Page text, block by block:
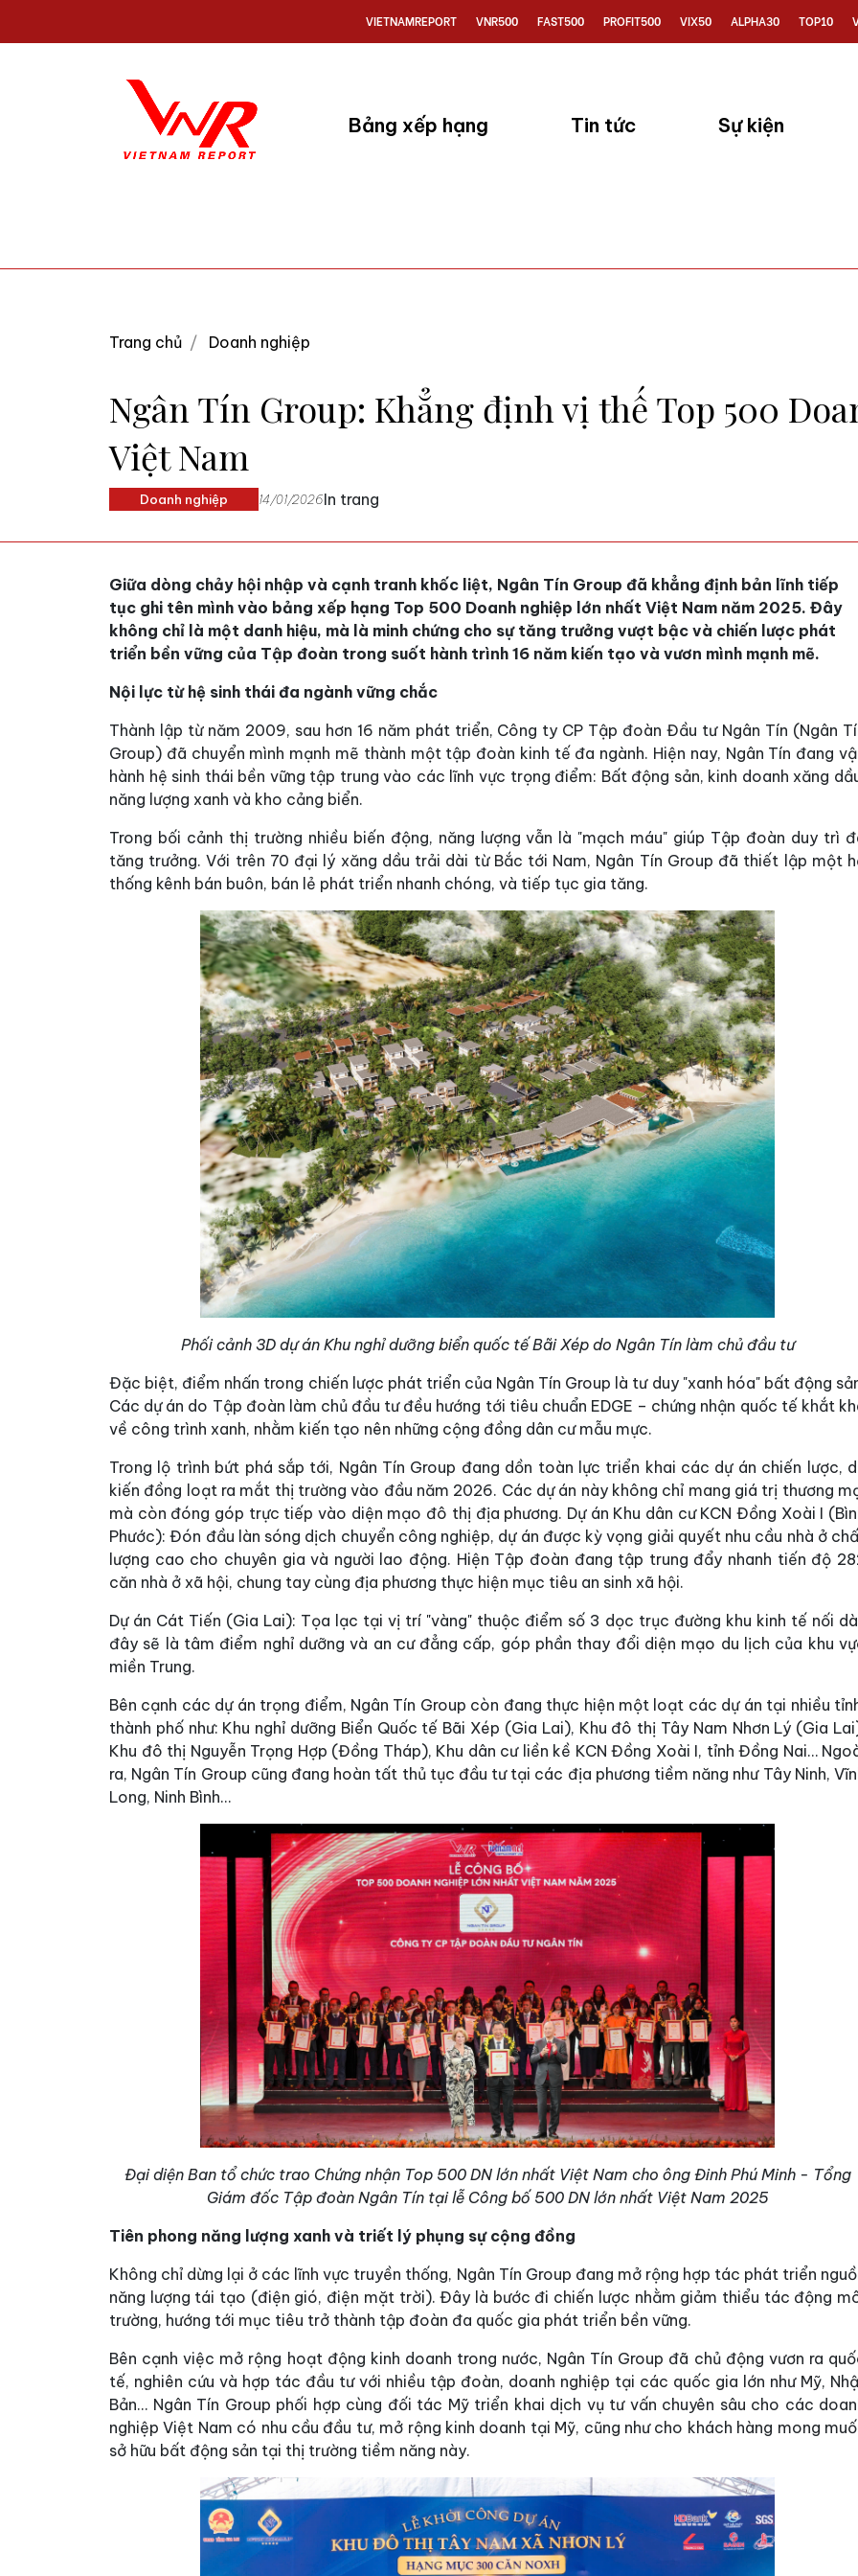
VIETNAMREPORT VNR500 FAST500 PROFIT500 VIX50 ALPHA30 TOP10
Bảng xếp hạng Tin tức Sự kiện
Trang chủ Doanh nghiệp
Ngân Tín Group: Khẳng định vị thế Top 500
Việt Nam
Doanh nghiệp 14/01/2026In trang
Giữa dòng chảy hội nhập và cạnh tranh khốc liệt, Ngân Tín Group đã khẳng định bản lĩnh tiếp
tục ghi tên mình vào bảng xếp hạng Top 500 Doanh nghiệp lớn nhất Việt Nam năm 2025. Đây
không chỉ là một danh hiệu, mà là minh chứng cho sự tăng trưởng vượt bậc và chiến lược phát
triển bền vững của Tập đoàn trong suốt hành trình 16 năm kiến tạo và vươn mình mạnh mẽ.
Nội lực từ hệ sinh thái đa ngành vững chắc
Thành lập từ năm 2009, sau hơn 16 năm phát triển, Công ty CP Tập đoàn Đầu tư Ngân Tín (Ngân
Group) đã chuyển mình mạnh mẽ thành một tập đoàn kinh tế đa ngành. Hiện nay, Ngân Tín đang
hành hệ sinh thái bền vững tập trung vào các lĩnh vực trọng điểm: Bất động sản, kinh doanh xăng
năng lượng xanh và kho cảng biển.
Trong bối cảnh thị trường nhiều biến động, năng lượng vẫn là "mạch máu" giúp Tập đoàn duy trì
tăng trưởng. Với trên 70 đại lý xăng dầu trải dài từ Bắc tới Nam, Ngân Tín Group đã thiết lập một
thống kênh bán buôn, bán lẻ phát triển nhanh chóng, và tiếp tục gia tăng.
Phối cảnh 3D dự án Khu nghỉ dưỡng biển quốc tế Bãi Xép do Ngân Tín làm chủ đầu tư
Đặc biệt, điểm nhấn trong chiến lược phát triển của Ngân Tín Group là tư duy "xanh hóa" bất động
Các dự án do Tập đoàn làm chủ đầu tư đều hướng tới tiêu chuẩn EDGE – chứng nhận quốc tế khắt
về công trình xanh, nhằm kiến tạo nên những cộng đồng dân cư mẫu mực.
Trong lộ trình bứt phá sắp tới, Ngân Tín Group đang dồn toàn lực triển khai các dự án chiến lược,
kiến đồng loạt ra mắt thị trường vào đầu năm 2026. Các dự án này không chỉ mang giá trị thương
mà còn đóng góp trực tiếp vào diện mạo đô thị địa phương. Dự án Khu dân cư KCN Đồng Xoài I
Phước): Đón đầu làn sóng dịch chuyển công nghiệp, dự án được kỳ vọng giải quyết nhu cầu nhà ở
lượng cao cho chuyên gia và người lao động. Hiện Tập đoàn đang tập trung đẩy nhanh tiến độ
căn nhà ở xã hội, chung tay cùng địa phương thực hiện mục tiêu an sinh xã hội.
Dự án Cát Tiến (Gia Lai): Tọa lạc tại vị trí "vàng" thuộc điểm số 3 dọc trục đường khu kinh tế nối
đây sẽ là tâm điểm nghỉ dưỡng và an cư đẳng cấp, góp phần thay đổi diện mạo du lịch của khu
miền Trung.
Bên cạnh các dự án trọng điểm, Ngân Tín Group còn đang thực hiện một loạt các dự án tại nhiều
thành phố như: Khu nghỉ dưỡng Biển Quốc tế Bãi Xép (Gia Lai), Khu đô thị Tây Nam Nhơn Lý (Gia
Khu đô thị Nguyễn Trọng Hợp (Đồng Tháp), Khu dân cư liền kề KCN Đồng Xoài I, tỉnh Đồng Nai…
ra, Ngân Tín Group cũng đang hoàn tất thủ tục đầu tư tại các địa phương tiềm năng như Tây Ninh,
Long, Ninh Bình…
Đại diện Ban tổ chức trao Chứng nhận Top 500 DN lớn nhất Việt Nam cho ông Đinh Phú Minh - Tổng
Giám đốc Tập đoàn Ngân Tín tại lễ Công bố 500 DN lớn nhất Việt Nam 2025
Tiên phong năng lượng xanh và triết lý phụng sự cộng đồng
Không chỉ dừng lại ở các lĩnh vực truyền thống, Ngân Tín Group đang mở rộng hợp tác phát triển
năng lượng tái tạo (điện gió, điện mặt trời). Đây là bước đi chiến lược nhằm giảm thiểu tác động
trường, hướng tới mục tiêu trở thành tập đoàn đa quốc gia phát triển bền vững.
Bên cạnh việc mở rộng hoạt động kinh doanh trong nước, Ngân Tín Group đã chủ động vươn ra
tế, nghiên cứu và hợp tác đầu tư với nhiều tập đoàn, doanh nghiệp tại các quốc gia lớn như Mỹ,
Bản… Ngân Tín Group phối hợp cùng đối tác Mỹ triển khai dịch vụ tư vấn chuyên sâu cho các
nghiệp Việt Nam có nhu cầu đầu tư, mở rộng kinh doanh tại Mỹ, cũng như cho khách hàng mong
sở hữu bất động sản tại thị trường tiềm năng này.